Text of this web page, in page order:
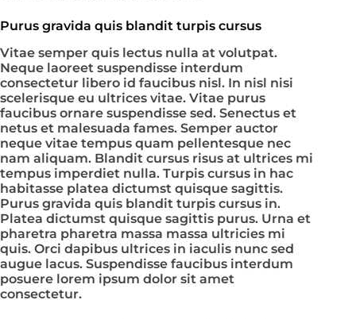
Purus gravida quis blandit turpis cursus
Vitae semper quis lectus nulla at volutpat.
Neque laoreet suspendisse interdum
consectetur libero id faucibus nisl. In nisl nisi
scelerisque eu ultrices vitae. Vitae purus
faucibus ornare suspendisse sed. Senectus et
netus et malesuada fames. Semper auctor
neque vitae tempus quam pellentesque nec
nam aliquam. Blandit cursus risus at ultrices mi
tempus imperdiet nulla. Turpis cursus in hac
habitasse platea dictumst quisque sagittis.
Purus gravida quis blandit turpis cursus in.
Platea dictumst quisque sagittis purus. Urna et
pharetra pharetra massa massa ultricies mi
quis. Orci dapibus ultrices in iaculis nunc sed
augue lacus. Suspendisse faucibus interdum
posuere lorem ipsum dolor sit amet
consectetur.